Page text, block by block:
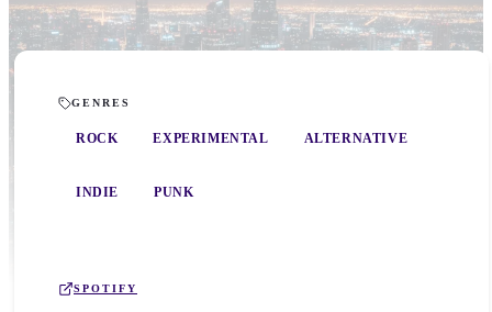
GENRES
ROCK EXPERIMENTAL ALTERNATIVE
INDIE PUNK
SPOTIFY